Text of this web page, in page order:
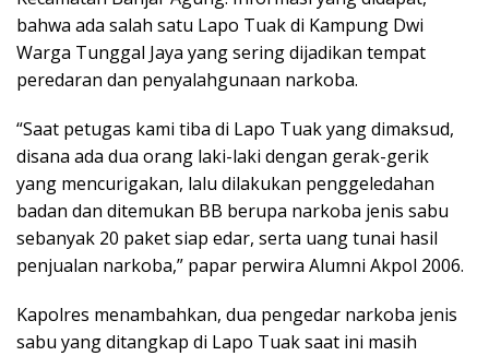
bahwa ada salah satu Lapo Tuak di Kampung Dwi
Warga Tunggal Jaya yang sering dijadikan tempat
peredaran dan penyalahgunaan narkoba.
“Saat petugas kami tiba di Lapo Tuak yang dimaksud,
disana ada dua orang laki-laki dengan gerak-gerik
yang mencurigakan, lalu dilakukan penggeledahan
badan dan ditemukan BB berupa narkoba jenis sabu
sebanyak 20 paket siap edar, serta uang tunai hasil
penjualan narkoba,” papar perwira Alumni Akpol 2006.
Kapolres menambahkan, dua pengedar narkoba jenis
sabu yang ditangkap di Lapo Tuak saat ini masih